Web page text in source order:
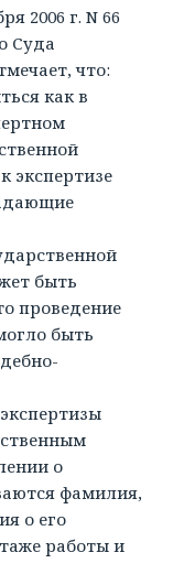
2006 г. N 66
Суда
что:
как в
экспертизе
быть
проведение
быть
о
фамилия,
о его
работы и